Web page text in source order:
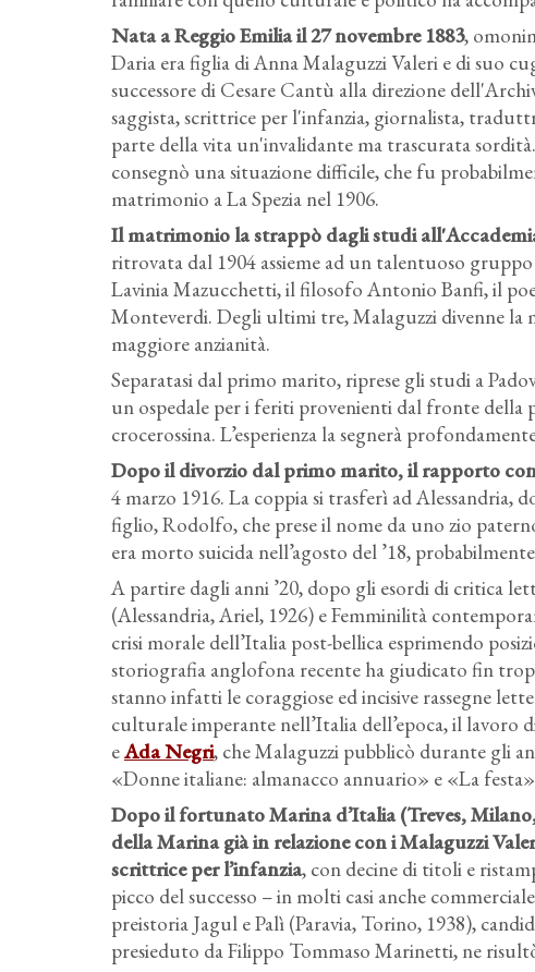
Nata a Reggio Emilia il 27 novembre 1883,
Daria era figlia di Anna Malaguzzi Valeri e di suo
successore di Cesare Cantù alla direzione
saggista, scrittrice per l'infanzia, giornalista,
parte della vita un'invalidante ma trascurata
consegnò una situazione difficile, che fu
matrimonio a La Spezia nel 1906.
Il matrimonio la strappò dagli studi
ritrovata dal 1904 assieme ad un talentuoso
Lavinia Mazucchetti, il filosofo Antonio Banfi, il
Monteverdi. Degli ultimi tre, Malaguzzi divenne la
maggiore anzianità.
Separatasi dal primo marito, riprese gli studi a
un ospedale per i feriti provenienti dal fronte della
crocerossina. L’esperienza la segnerà
Dopo il divorzio dal primo marito, il rapporto
4 marzo 1916. La coppia si trasferì ad Alessandria,
figlio, Rodolfo, che prese il nome da uno zio
era morto suicida nell’agosto del ’18,
A partire dagli anni ’20, dopo gli esordi di critica
(Alessandria, Ariel, 1926) e Femminilità
crisi morale dell’Italia post-bellica esprimendo
storiografia anglofona recente ha giudicato fin
stanno infatti le coraggiose ed incisive rassegne
culturale imperante nell’Italia dell’epoca, il lavoro
eAda Negri, che Malaguzzi pubblicò durante gli
«Donne italiane: almanacco annuario» e «La
Dopo il fortunato Marina d’Italia (Treves,
della Marina già in relazione con i Malaguzzi
scrittrice per l’infanzia, con decine di titoli e
picco del successo – in molti casi anche
preistoria Jagul e Palì (Paravia, Torino, 1938),
presieduto da Filippo Tommaso Marinetti, ne